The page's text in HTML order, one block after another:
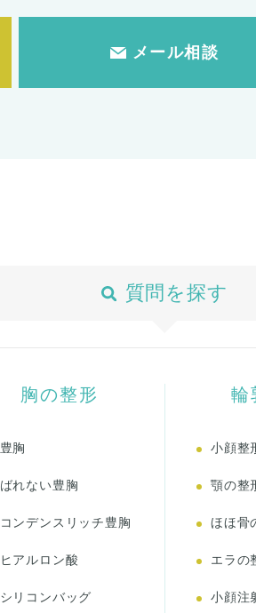
メール相談
質問を探す
胸の整形
豊胸
ばれない豊胸
コンデンスリッチ豊胸
ヒアルロン酸
シリコンバッグ
輪
小顔整
顎の整
ほほ骨
エラの
小顔注